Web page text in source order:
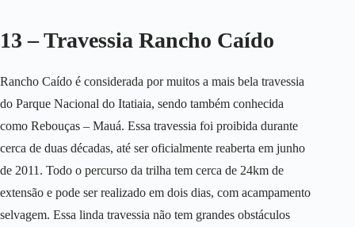
13 – Travessia Rancho Caído
Rancho Caído é considerada por muitos a mais bela travessia
do Parque Nacional do Itatiaia, sendo também conhecida
como Rebouças – Mauá. Essa travessia foi proibida durante
cerca de duas décadas, até ser oficialmente reaberta em junho
de 2011. Todo o percurso da trilha tem cerca de 24km de
extensão e pode ser realizado em dois dias, com acampamento
selvagem. Essa linda travessia não tem grandes obstáculos